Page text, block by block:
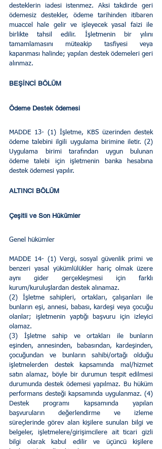
desteklerin iadesi istenmez. Aksi takdirde geri
ödemesiz destekler, ödeme tarihinden itibaren
muaccel hale gelir ve işleyecek yasal faizi ile
birlikte tahsil edilir. İşletmenin bir yılını
tamamlamasını müteakip tasfiyesi veya
kapanması halinde; yapılan destek ödemeleri geri
alınmaz.
BEŞİNCİ BÖLÜM
Ödeme Destek ödemesi
MADDE 13- (1) İşletme, KBS üzerinden destek
ödeme talebini ilgili uygulama birimine iletir. (2)
Uygulama birimi tarafından uygun bulunan
ödeme talebi için işletmenin banka hesabına
destek ödemesi yapılır.
ALTINCI BÖLÜM
Çeşitli ve Son Hükümler
Genel hükümler
MADDE 14- (1) Vergi, sosyal güvenlik primi ve
benzeri yasal yükümlülükler hariç olmak üzere
aynı gider gerçekleşmesi için farklı
kurum/kuruluşlardan destek alınamaz.
(2) İşletme sahipleri, ortakları, çalışanları ile
bunların eşi, annesi, babası, kardeşi veya çocuğu
olanlar; işletmenin yaptığı başvuru için izleyici
olamaz.
(3) İşletme sahip ve ortakları ile bunların
eşinden, annesinden, babasından, kardeşinden,
çocuğundan ve bunların sahibi/ortağı olduğu
işletmelerden destek kapsamında mal/hizmet
satın alamaz, böyle bir durumun tespit edilmesi
durumunda destek ödemesi yapılmaz. Bu hüküm
performans desteği kapsamında uygulanmaz. (4)
Destek programı kapsamında yapılan
başvuruların değerlendirme ve izleme
süreçlerinde görev alan kişilere sunulan bilgi ve
belgeler, işletmelere/girişimcilere ait ticari gizli
bilgi olarak kabul edilir ve üçüncü kişilere